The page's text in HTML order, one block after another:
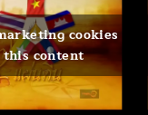
cookies
this content